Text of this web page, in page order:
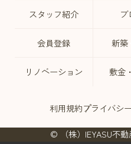
スタッフ紹介 ブ
会員登録 新築
リノベーション 敷金
利用規約プライバシ
© （株）IEYASU不